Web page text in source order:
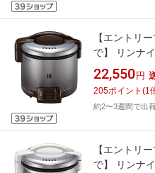
【エントリ
で】 リンナ
イプ 0.54L
ン RR-
【
22,550 円
205ポイント (1
約2〜3週間で出
【エントリ
で】 リンナ